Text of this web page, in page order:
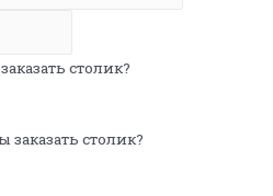
столик?
столик?